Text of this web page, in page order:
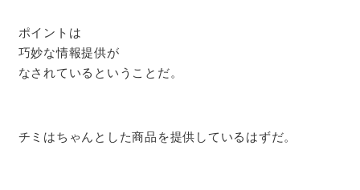
ポイントは
巧妙な情報提供が
なされているということだ。
チミはちゃんとした商品を提供しているはずだ。